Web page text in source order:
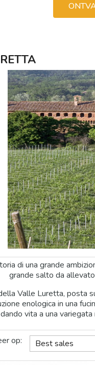
di una grande
grande salto da
Valle Luretta, posta
enologica in una
vita a una
op: Best sales